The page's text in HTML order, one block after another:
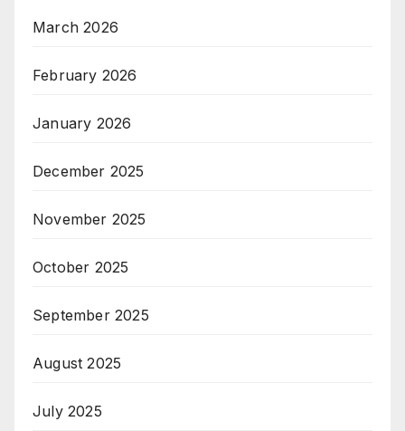
March 2026
February 2026
January 2026
December 2025
November 2025
October 2025
September 2025
August 2025
July 2025